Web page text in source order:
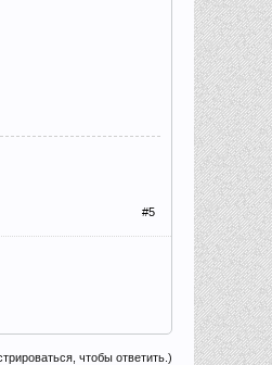
#5
чтобы ответить.)